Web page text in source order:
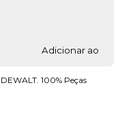
Adicionar ao
100% Peças